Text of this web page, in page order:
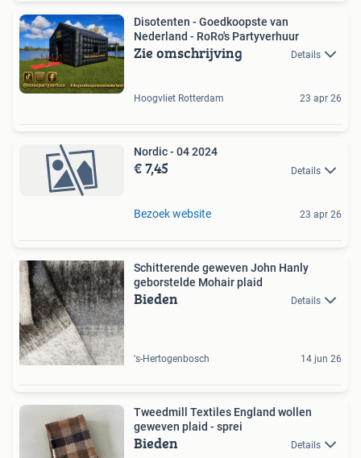
Disotenten - Goedkoopste van
Nederland - RoRo's Partyverhuur
Zie omschrijving Details
Hoogvliet Rotterdam 23 apr 26
Nordic - 04 2024
€ 7,45 Details
Bezoek website 23 apr 26
Schitterende geweven John Hanly
geborstelde Mohair plaid
Bieden Details
's-Hertogenbosch 14 jun 26
Tweedmill Textiles England wollen
geweven plaid - sprei
Bieden Details